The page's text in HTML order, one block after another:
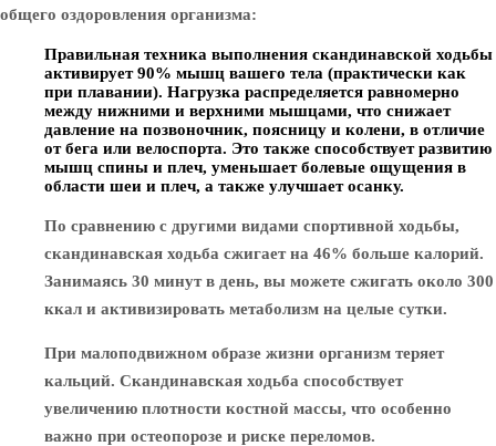
общего оздоровления организма:
Правильная техника выполнения скандинавской ходьбы
активирует 90% мышц вашего тела (практически как
при плавании). Нагрузка распределяется равномерно
между нижними и верхними мышцами, что снижает
давление на позвоночник, поясницу и колени, в отличие
от бега или велоспорта. Это также способствует развитию
мышц спины и плеч, уменьшает болевые ощущения в
области шеи и плеч, а также улучшает осанку.
По сравнению с другими видами спортивной ходьбы,
скандинавская ходьба сжигает на 46% больше калорий.
Занимаясь 30 минут в день, вы можете сжигать около 300
ккал и активизировать метаболизм на целые сутки.
При малоподвижном образе жизни организм теряет
кальций. Скандинавская ходьба способствует
увеличению плотности костной массы, что особенно
важно при остеопорозе и риске переломов.